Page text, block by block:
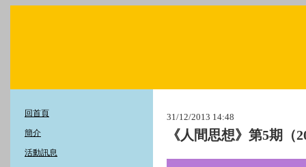
回首頁
簡介
活動訊息
31/12/2013 14:48
《人間思想》第5期（